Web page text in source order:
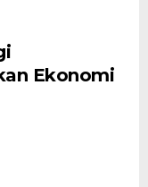
Ekonomi